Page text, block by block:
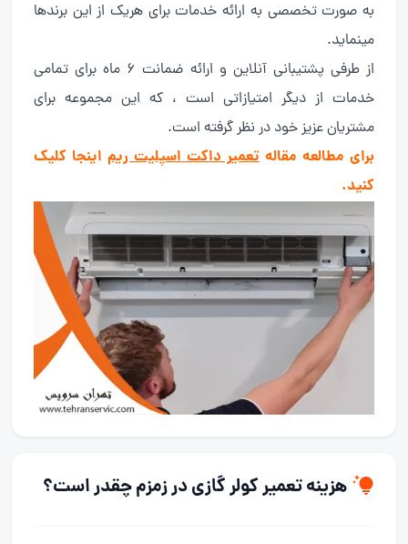
به صورت تخصصی به ارائه خدمات برای هریک از این برندها
مینماید.
از طرفی پشتیبانی آنلاین و ارائه ضمانت ۶ ماه برای تمامی
خدمات از دیگر امتیازاتی است ، که این مجموعه برای
مشتریان عزیز خود در نظر گرفته است.
برای مطالعه مقاله تعمیر داکت اسپلیت ریم اینجا کلیک
کنید.
هزینه تعمیر کولر گازی در زمزم چقدر است؟